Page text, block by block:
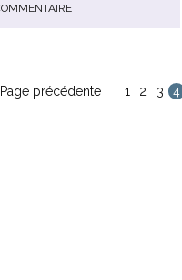
Page précédente 1 2 3 4